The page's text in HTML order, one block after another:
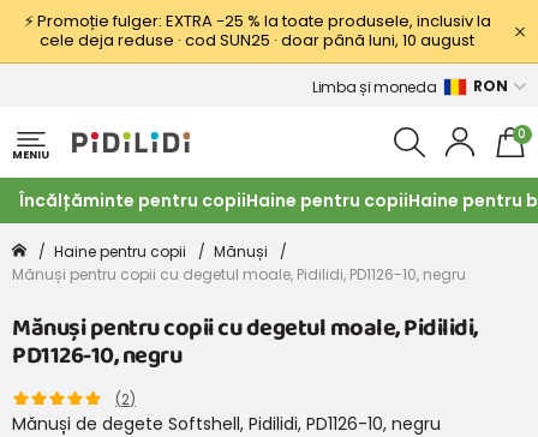
⚡ Promoție fulger: EXTRA −25 % la toate produsele, inclusiv la
cele deja reduse · cod SUN25 · doar până luni, 10 august
Limba și moneda RON
MENIU
0
Încălțăminte pentru copiiHaine pentru copiiHaine pentru
Haine pentru copii
Mănuși
Mănuși pentru copii cu degetul moale, Pidilidi, PD1126-10, negru
Mănuși pentru copii cu degetul moale, Pidilidi,
PD1126-10, negru
(2)
Mănuși de degete Softshell, Pidilidi, PD1126-10, negru